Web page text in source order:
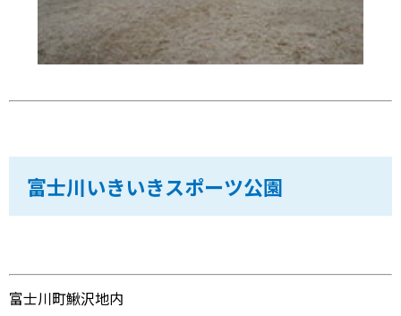
富士川いきいきスポーツ公園
富士川町鰍沢地内